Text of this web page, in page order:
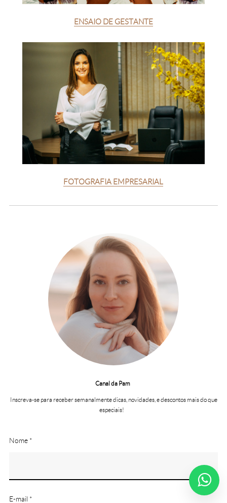
ENSAIO DE GESTANTE
FOTOGRAFIA EMPRESARIAL
Canal da Pam
Inscreva-se para receber semanalmente dicas, novidades, e descontos mais do que
especiais!
Nome *
E-mail *